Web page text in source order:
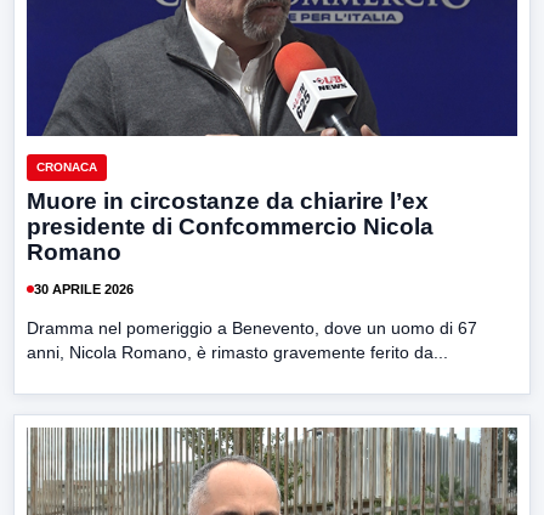
CRONACA
Muore in circostanze da chiarire l’ex
presidente di Confcommercio Nicola
Romano
30 APRILE 2026
Dramma nel pomeriggio a Benevento, dove un uomo di 67
anni, Nicola Romano, è rimasto gravemente ferito da...